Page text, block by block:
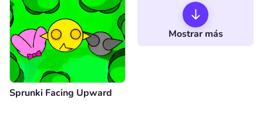
Sprunki Facing Upward
Mostrar más